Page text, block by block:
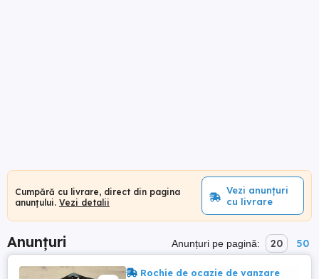
Cumpără cu livrare, direct din pagina
anunțului. Vezi detalii
Vezi anunțuri
cu livrare
Anunțuri Anunțuri pe pagină: 20 50
Rochie de ocazie de vanzare